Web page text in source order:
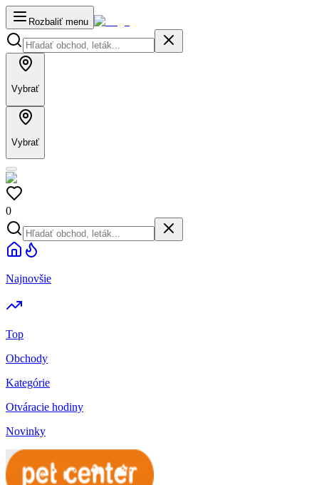
Rozbaliť menu
Vybrať
Vybrať
0
Najnovšie
Top
Obchody
Kategórie
Otváracie hodiny
Novinky